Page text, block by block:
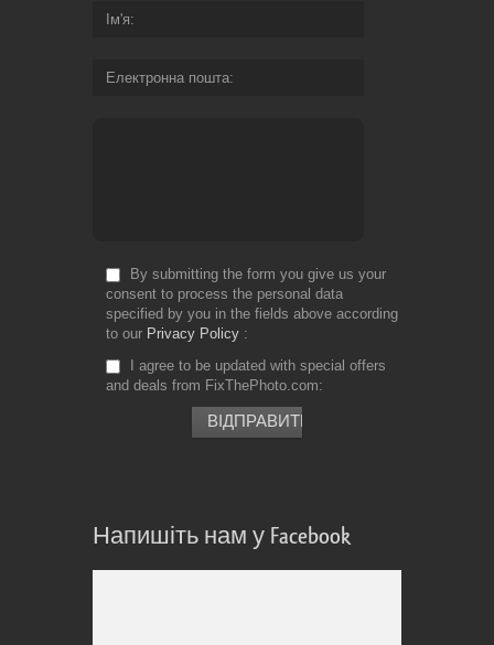
Ім'я
Електронна пошта
By submitting the form you give us your
consent to process the personal data
specified by you in the fields above according
to our Privacy Policy
I agree to be updated with special offers
and deals from FixThePhoto.com
Напишіть нам у Facebook